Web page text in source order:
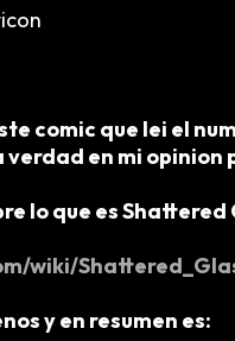
comic que lei el
en mi opinion
lo que es Shattered
wiki/
y en resumen es: